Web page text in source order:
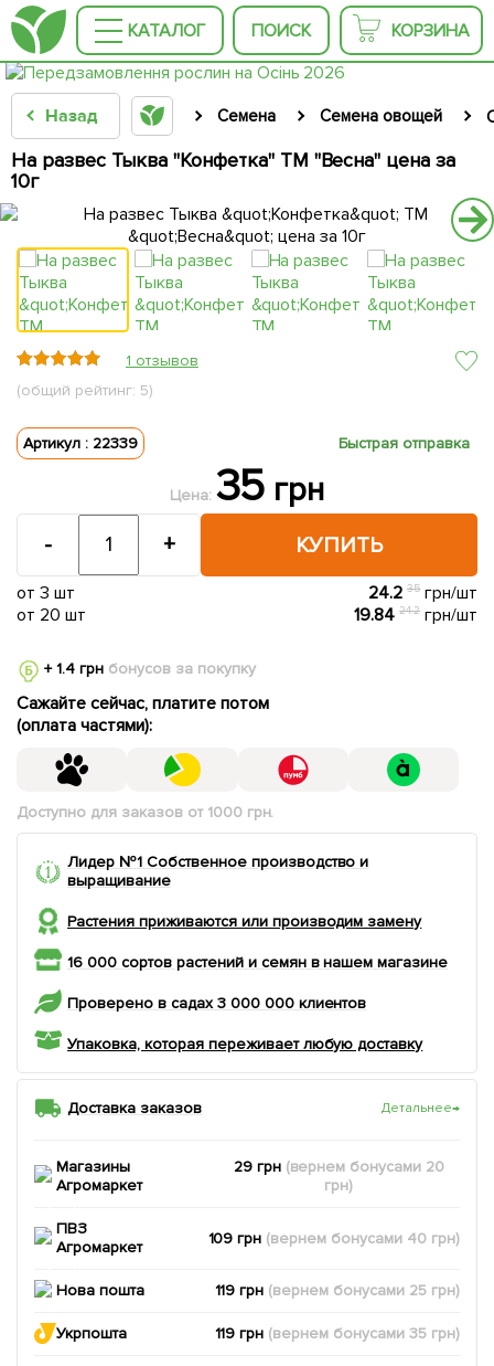
КАТАЛОГ ПОИСК КОРЗИНА
Назад Семена Семена овощей
На развес Тыква "Конфетка" ТМ "Весна" цена за
10г
1 отзывов
(общий рейтинг: 5)
Артикул : 22339 Быстрая отправка
Цена: 35 грн
КУПИТЬ
- +
от 3 шт 24.235 грн/шт
от 20 шт
19.8424.2 грн/шт
+ 1.4 грнбонусов за покупку
Сажайте сейчас, платите потом
(оплата частями):
Доступно для заказов от 1000 грн.
Лидер №1 Собственное производство и
выращивание
Растения приживаются или производим замену
16 000 сортов растений и семян в нашем магазине
Проверено в садах 3 000 000 клиентов
Упаковка, которая переживает любую доставку
Доставка заказов Детальнее→
Магазины
Агромаркет
29 грн (вернем бонусами 20
грн)
ПВЗ
Агромаркет
109 грн (вернем бонусами 40 грн)
Нова пошта 119 грн (вернем бонусами 25 грн)
Укрпошта 119 грн (вернем бонусами35 грн)